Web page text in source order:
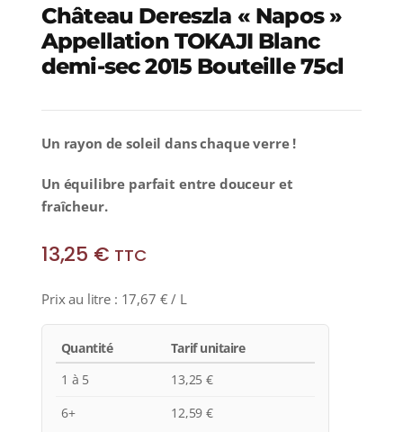
Château Dereszla « Napos »
Appellation TOKAJI Blanc
demi-sec 2015 Bouteille 75cl
Un rayon de soleil dans chaque verre !
Un équilibre parfait entre douceur et
fraîcheur.
13,25 € TTC
Prix au litre : 17,67 € / L
Quantité
Tarif unitaire
1 à 5
13,25€
6+
12,59€